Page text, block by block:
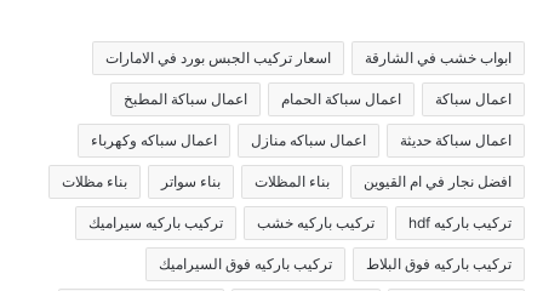
ابواب خشب في الشارقة اسعار تركيب الجبس بورد في الامارات
اعمال سباكة اعمال سباكة الحمام اعمال سباكة المطبخ
اعمال سباكة حديثة اعمال سباكه منازل اعمال سباكه وكهرباء
افضل نجار في ام القيوين بناء المظلات بناء سواتر بناء مظلات
تركيب باركيه hdf تركيب باركيه خشب تركيب باركيه سيراميك
تركيب باركيه فوق البلاط تركيب باركيه فوق السيراميك